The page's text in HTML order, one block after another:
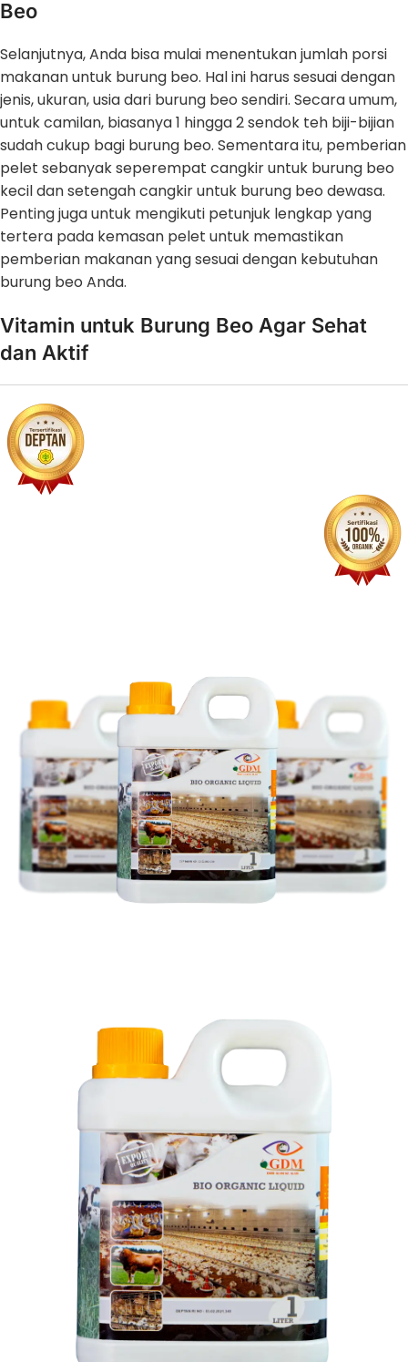
Beo
Selanjutnya, Anda bisa mulai menentukan jumlah porsi
makanan untuk burung beo. Hal ini harus sesuai dengan
jenis, ukuran, usia dari burung beo sendiri. Secara umum,
untuk camilan, biasanya 1 hingga 2 sendok teh biji-bijian
sudah cukup bagi burung beo. Sementara itu, pemberian
pelet sebanyak seperempat cangkir untuk burung beo
kecil dan setengah cangkir untuk burung beo dewasa.
Penting juga untuk mengikuti petunjuk lengkap yang
tertera pada kemasan pelet untuk memastikan
pemberian makanan yang sesuai dengan kebutuhan
burung beo Anda.
Vitamin untuk Burung Beo Agar Sehat
dan Aktif